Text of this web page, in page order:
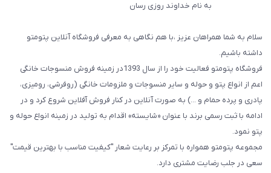
به نام خداوند روزی رسان
سلام به شما همراهان عزیز ،با هم نگاهی به معرفی فروشگاه آنلاین پتومتو
داشته باشیم.
فروشگاه پتومتو فعالیت خود را از سال 1393در زمینه فروش منسوجات خانگی
اعم از انواع پتو و حوله و سایر منسوجات و ملزومات خانگی (روفرشی، رومیزی،
پادری و پرده حمام و ...) به صورت آنلاین در کنار فروش آفلاین شروع کرد و در
ادامه با ثبت رسمی برند با عنوان «شایسته» اقدام به تولید در زمینه انواع حوله و
پتو نمود.
مجموعه پتومتو همواره با تمرکز بر رعایت شعار "کیفیت مناسب با بهترین قیمت"
سعی در جلب رضایت مشتری دارد.